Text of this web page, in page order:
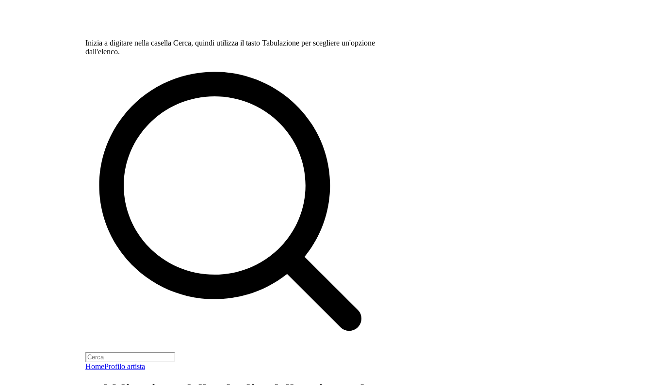
Inizia a digitare nella casella Cerca, quindi utilizza il tasto Tabulazione per scegliere un'opzione
dall'elenco.
HomeProfilo artista